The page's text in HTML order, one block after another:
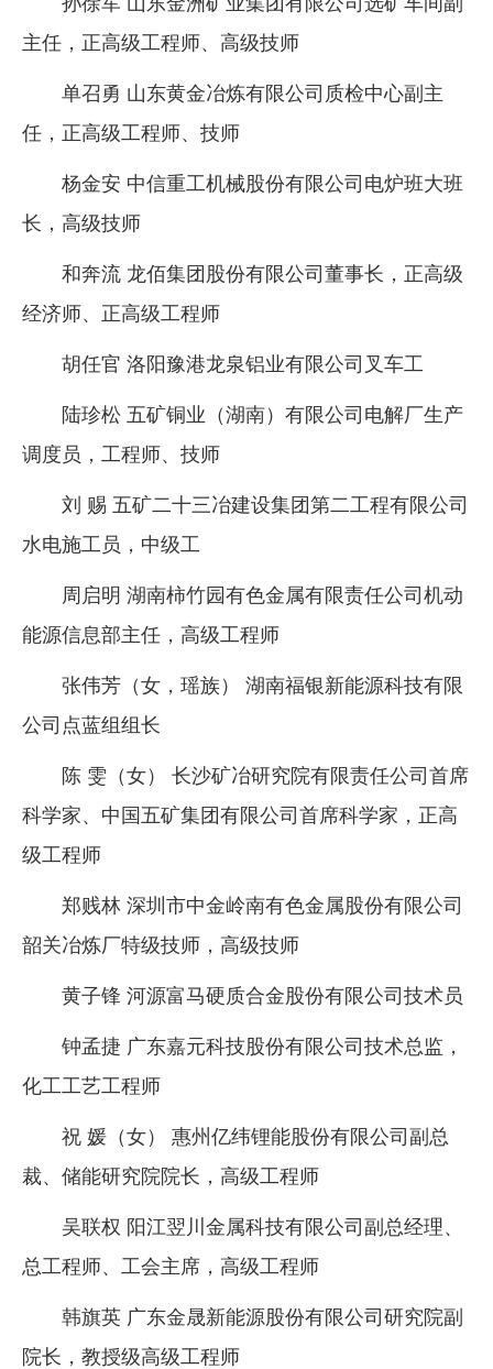
主任，正高级工程师、高级技师
单召勇 山东黄金冶炼有限公司质检中心副主
任，正高级工程师、技师
杨金安 中信重工机械股份有限公司电炉班大班
长，高级技师
和奔流 龙佰集团股份有限公司董事长，正高级
经济师、正高级工程师
胡任官 洛阳豫港龙泉铝业有限公司叉车工
陆珍松 五矿铜业（湖南）有限公司电解厂生产
调度员，工程师、技师
刘 赐 五矿二十三冶建设集团第二工程有限公司
水电施工员，中级工
周启明 湖南柿竹园有色金属有限责任公司机动
能源信息部主任，高级工程师
张伟芳（女，瑶族） 湖南福银新能源科技有限
公司点蓝组组长
陈 雯（女） 长沙矿冶研究院有限责任公司首席
科学家、中国五矿集团有限公司首席科学家，正高
级工程师
郑贱林 深圳市中金岭南有色金属股份有限公司
韶关冶炼厂特级技师，高级技师
黄子锋 河源富马硬质合金股份有限公司技术员
钟孟捷 广东嘉元科技股份有限公司技术总监，
化工工艺工程师
祝 媛（女） 惠州亿纬锂能股份有限公司副总
裁、储能研究院院长，高级工程师
吴联权 阳江翌川金属科技有限公司副总经理、
总工程师、工会主席，高级工程师
韩旗英 广东金晟新能源股份有限公司研究院副
院长，教授级高级工程师